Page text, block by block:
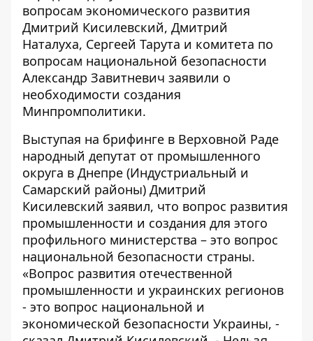
вопросам экономического развития
Дмитрий Кисилевский, Дмитрий
Наталуха, Сергеей Тарута и комитета по
вопросам национальной безопасности
Александр Завитневич заявили о
необходимости создания
Минпромполитики.
Выступая на брифинге в Верховной Раде
народный депутат от промышленного
округа в Днепре (Индустриальный и
Самарский районы) Дмитрий
Кисилевский заявил, что вопрос развития
промышленности и создания для этого
профильного министерства – это вопрос
национальной безопасности страны.
«Вопрос развития отечественной
промышленности и украинских регионов
- это вопрос национальной и
экономической безопасности Украины, -